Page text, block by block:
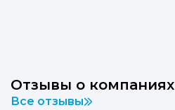
Отзывы о компаниях
Все отзывы